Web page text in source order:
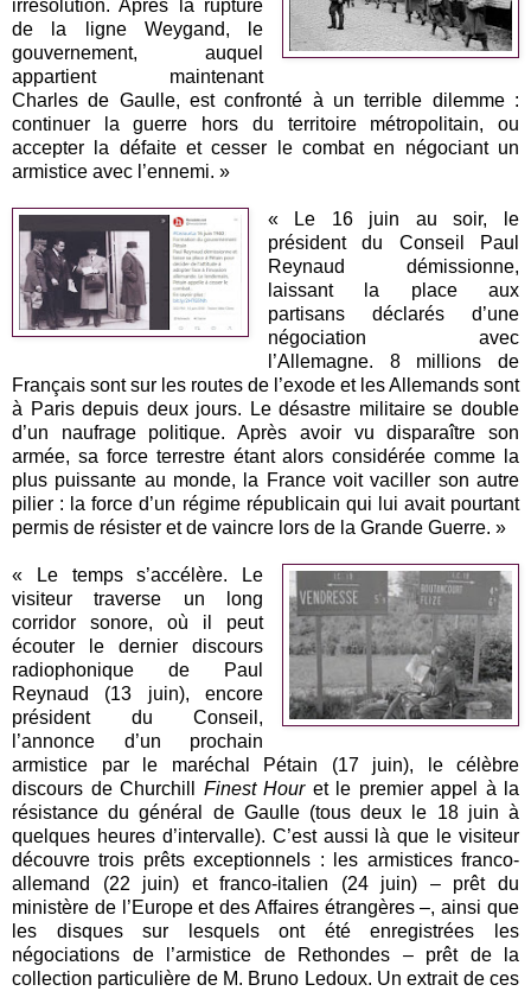
irrésolution. Après la rupture
de la ligne Weygand, le
gouvernement, auquel
appartient maintenant
Charles de Gaulle, est confronté à un terrible dilemme :
continuer la guerre hors du territoire métropolitain, ou
accepter la défaite et cesser le combat en négociant un
armistice avec l’ennemi. »
« Le 16 juin au soir, le
président du Conseil Paul
Reynaud démissionne,
laissant la place aux
partisans déclarés d’une
négociation avec
l’Allemagne. 8 millions de
Français sont sur les routes de l’exode et les Allemands sont
à Paris depuis deux jours. Le désastre militaire se double
d’un naufrage politique. Après avoir vu disparaître son
armée, sa force terrestre étant alors considérée comme la
plus puissante au monde, la France voit vaciller son autre
pilier : la force d’un régime républicain qui lui avait pourtant
permis de résister et de vaincre lors de la Grande Guerre. »
« Le temps s’accélère. Le
visiteur traverse un long
corridor sonore, où il peut
écouter le dernier discours
radiophonique de Paul
Reynaud (13 juin), encore
président du Conseil,
l’annonce d’un prochain
armistice par le maréchal Pétain (17 juin), le célèbre
discours de Churchill Finest Houret le premier appel à la
résistance du général de Gaulle (tous deux le 18 juin à
quelques heures d’intervalle). C’est aussi là que le visiteur
découvre trois prêts exceptionnels : les armistices franco-
allemand (22 juin) et franco-italien (24 juin) – prêt du
ministère de l’Europe et des Affaires étrangères –, ainsi que
les disques sur lesquels ont été enregistrées les
négociations de l’armistice de Rethondes – prêt de la
collection particulière de M. Bruno Ledoux. Un extrait de ces